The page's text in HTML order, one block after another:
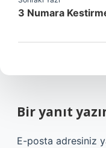
3 Numara
Bir yanıt
E-posta adresiniz